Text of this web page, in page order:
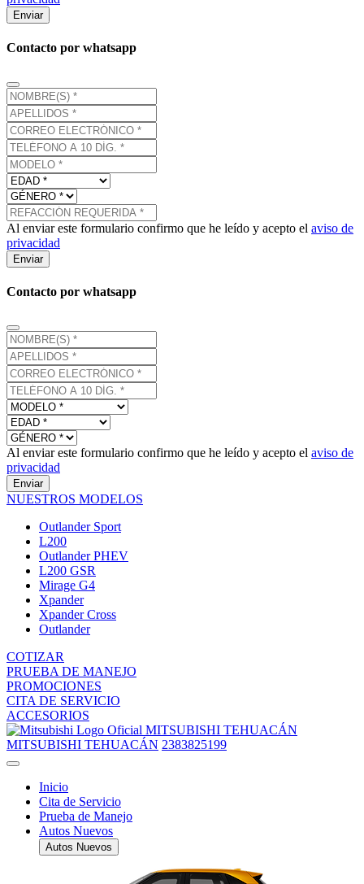
Enviar
Contacto por whatsapp
Al enviar este formulario confirmo que he leído y acepto el aviso de
privacidad
Enviar
Contacto por whatsapp
Al enviar este formulario confirmo que he leído y acepto el aviso de
privacidad
Enviar
NUESTROS MODELOS
Outlander Sport
L200
Outlander PHEV
L200 GSR
Mirage G4
Xpander
Xpander Cross
Outlander
COTIZAR
PRUEBA DE MANEJO
PROMOCIONES
CITA DE SERVICIO
ACCESORIOS
MITSUBISHI TEHUACÁN
MITSUBISHI TEHUACÁN 2383825199
Inicio
Cita de Servicio
Prueba de Manejo
Autos Nuevos
Autos Nuevos